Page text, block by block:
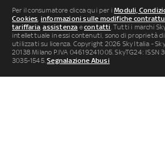
Per il consumatore clicca qui per iModuli,
Cookies, informazioni sulle modifiche
tariffaria,assistenza econtatti. Tutti i marchi
intellettuale in essi contenuti, sono di proprietà
utilizzati su licenza. Copyright 2026 Sky Italia -
20138 Milano P.IVA 04619241005. SkyTG24: ISSN
3035-1545.Segnalazione Abusi